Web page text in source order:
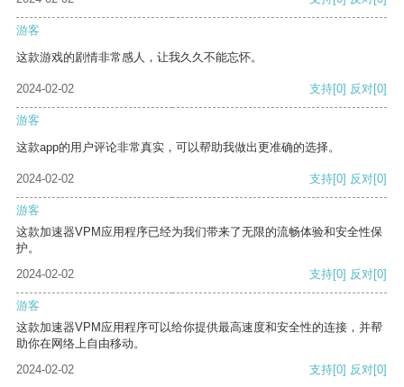
游客
这款游戏的剧情非常感人，让我久久不能忘怀。
2024-02-02 支持[0] 反对[0]
游客
这款app的用户评论非常真实，可以帮助我做出更准确的选择。
2024-02-02 支持[0] 反对[0]
游客
这款加速器VPM应用程序已经为我们带来了无限的流畅体验和安全性保
护。
2024-02-02
支持[0] 反对[0]
游客
这款加速器VPM应用程序可以给你提供最高速度和安全性的连接，并帮
助你在网络上自由移动。
2024-02-02
支持[0] 反对[0]